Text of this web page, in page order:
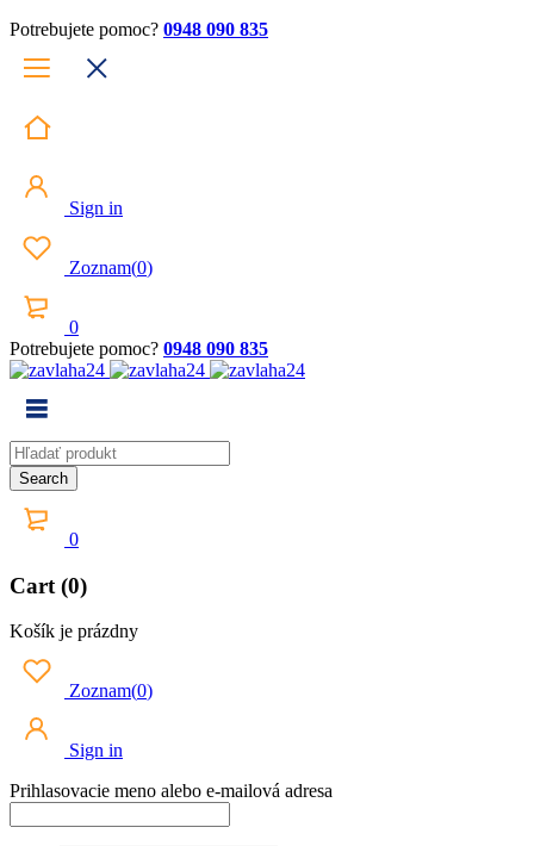
Potrebujete pomoc? 0948 090 835
Sign in
Zoznam(0)
0
Potrebujete pomoc? 0948 090 835
0
Cart (0)
Košík je prázdny
Zoznam(0)
Sign in
Prihlasovacie meno alebo e-mailová adresa